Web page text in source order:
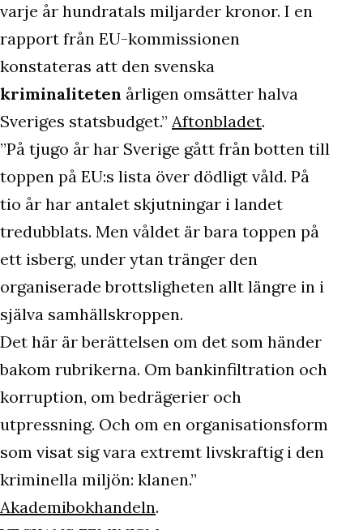
varje år hundratals miljarder kronor. I en
rapport från EU-kommissionen
konstateras att den svenska
kriminaliteten årligen omsätter halva
Sveriges statsbudget.” Aftonbladet.
”På tjugo år har Sverige gått från botten till
toppen på EU:s lista över dödligt våld. På
tio år har antalet skjutningar i landet
tredubblats. Men våldet är bara toppen på
ett isberg, under ytan tränger den
organiserade brottsligheten allt längre in i
själva samhällskroppen.
Det här är berättelsen om det som händer
bakom rubrikerna. Om bankinfiltration och
korruption, om bedrägerier och
utpressning. Och om en organisationsform
som visat sig vara extremt livskraftig i den
kriminella miljön: klanen.”
Akademibokhandeln.